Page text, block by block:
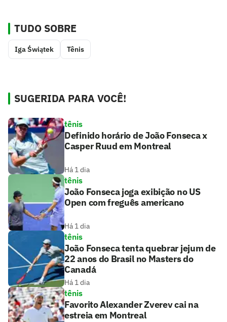
TUDO SOBRE
Iga Świątek Tênis
SUGERIDA PARA VOCÊ!
tênis
Definido horário de João Fonseca x
Casper Ruud em Montreal
Há 1 dia
tênis
João Fonseca joga exibição no US
Open com freguês americano
Há 1 dia
tênis
João Fonseca tenta quebrar jejum de
22 anos do Brasil no Masters do
Canadá
Há 1 dia
tênis
Favorito Alexander Zverev cai na
estreia em Montreal